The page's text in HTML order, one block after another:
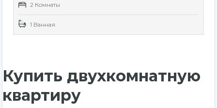
2 Комнаты
1 Ванная
Купить двухкомнатную
квартиру